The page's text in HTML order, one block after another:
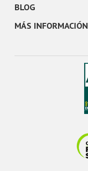
BLOG
MÁS INFORMACIÓN